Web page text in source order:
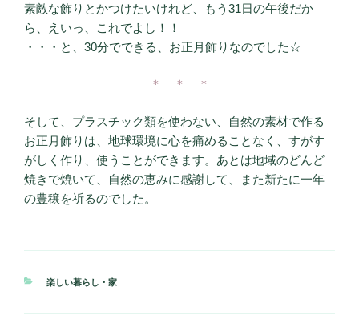
素敵な飾りとかつけたいけれど、もう31日の午後だか
ら、えいっ、これでよし！！
・・・と、30分でできる、お正月飾りなのでした☆
＊ ＊ ＊
そして、プラスチック類を使わない、自然の素材で作る
お正月飾りは、地球環境に心を痛めることなく、すがす
がしく作り、使うことができます。あとは地域のどんど
焼きで焼いて、自然の恵みに感謝して、また新たに一年
の豊穣を祈るのでした。
カ
楽しい暮らし・家